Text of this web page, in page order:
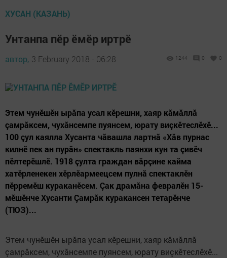
ХУСАН (КАЗАНЬ)
Унтанпа пӗр ӗмӗр иртрӗ
автор, 3 February 2018 - 06:28 1244 0 0
Этем чунӗшӗн ырăпа усал кӗрешни, хаяр кăмăллă
çамрăксем, чухăнсемпе пуянсем, юрату виçкӗтеслӗхӗ...
100 çул каялла Хусанта чăвашла лартнă «Хăв пурнас
килнӗ пек ан пурăн» спектакль паянхи кун та çивӗч
пӗлтерӗшлӗ. 1918 çулта граждан вăрçине кайма
хатӗрленекен хӗрлӗармеецсем пулнă спектаклӗн
пӗрремӗш кураканӗсем. Çак драмăна февралӗн 15-
мӗшӗнче Хусанти Çамрăк куракансен тетарӗнче
(ТЮЗ)...
Этем чунӗшӗн ырăпа усал кӗрешни, хаяр кăмăллă
çамрăксем, чухăнсемпе пуянсем, юрату виçкӗтеслӗхӗ...